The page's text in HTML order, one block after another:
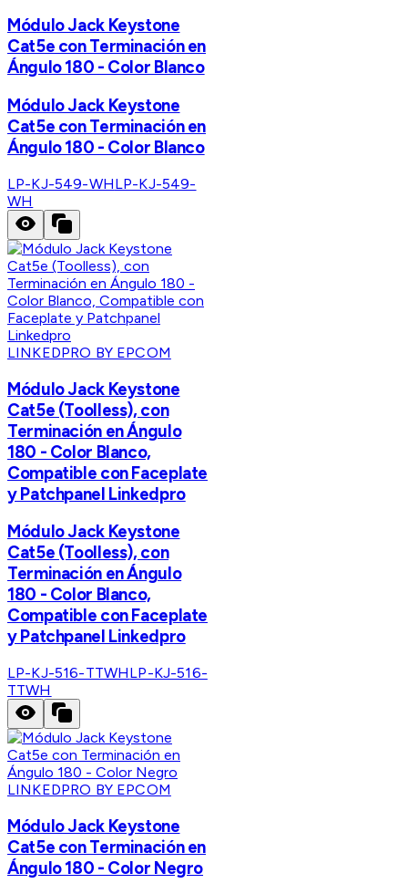
Módulo Jack Keystone
Cat5e con Terminación en
Ángulo 180 - Color Blanco
Módulo Jack Keystone
Cat5e con Terminación en
Ángulo 180 - Color Blanco
LP-KJ-549-WHLP-KJ-549-
WH
LINKEDPRO BY EPCOM
Módulo Jack Keystone
Cat5e (Toolless), con
Terminación en Ángulo
180 - Color Blanco,
Compatible con Faceplate
y Patchpanel Linkedpro
Módulo Jack Keystone
Cat5e (Toolless), con
Terminación en Ángulo
180 - Color Blanco,
Compatible con Faceplate
y Patchpanel Linkedpro
LP-KJ-516-TTWHLP-KJ-516-
TTWH
LINKEDPRO BY EPCOM
Módulo Jack Keystone
Cat5e con Terminación en
Ángulo 180 - Color Negro